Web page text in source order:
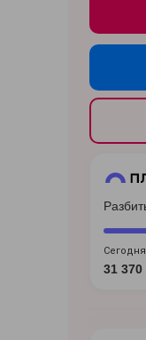
Сегодня
31 370